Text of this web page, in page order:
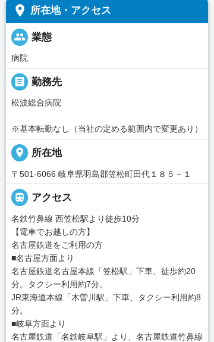
place 所在地・アクセス
people 業態
病院
_pin
勤務先
松波総合病院
※基本転勤なし（当社の定める範囲内で変更あり）
place 所在地
〒501-6066 岐阜県羽島郡笠松町田代１８５－１
 アクセス
名鉄竹鼻線 西笠松駅より徒歩10分
【電車でお越しの方】
名古屋鉄道をご利用の方
■名古屋方面より
名古屋鉄道名古屋本線「笠松駅」下車、徒歩約20
分。タクシー利用約7分。
JR東海道本線「木曽川駅」下車、タクシー利用約8
分。
■岐阜方面より
名古屋鉄道「名鉄岐阜駅」より、名古屋鉄道竹鼻線